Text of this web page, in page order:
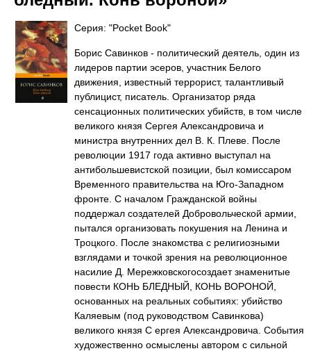
Серия: "Pocket Book"
Борис Савинков - политический деятель, один из
лидеров партии эсеров, участник Белого
движения, известный террорист, талантливый
публицист, писатель. Организатор ряда
сенсационных политических убийств, в том числе
великого князя Сергея Александровича и
министра внутренних дел В. К. Плеве. После
революции 1917 года активно выступал на
антибольшевистской позиции, был комиссаром
Временного правительства на Юго-Западном
фронте. С началом Гражданской войны
поддержал создателей Добровольческой армии,
пытался организовать покушения на Ленина и
Троцкого. После знакомства с религиозными
взглядами и точкой зрения на революционное
насилие Д. Мережковскогосоздает знаменитые
повести КОНЬ БЛЕДНЫЙ, КОНЬ ВОРОНОЙ,
основанных на реальных событиях: убийство
Каляевым (под руководством Савинкова)
великого князя C ергея Александровича. События
художественно осмыслены автором с сильной